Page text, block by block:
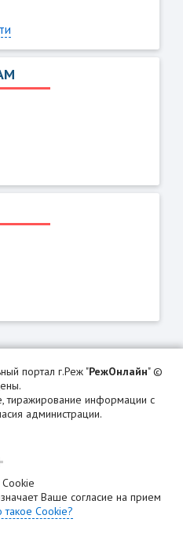
портал г.Реж "РежОнлайн" ©
тиражирование информации с
администрации.
Ваше согласие на прием
такое Cookie?